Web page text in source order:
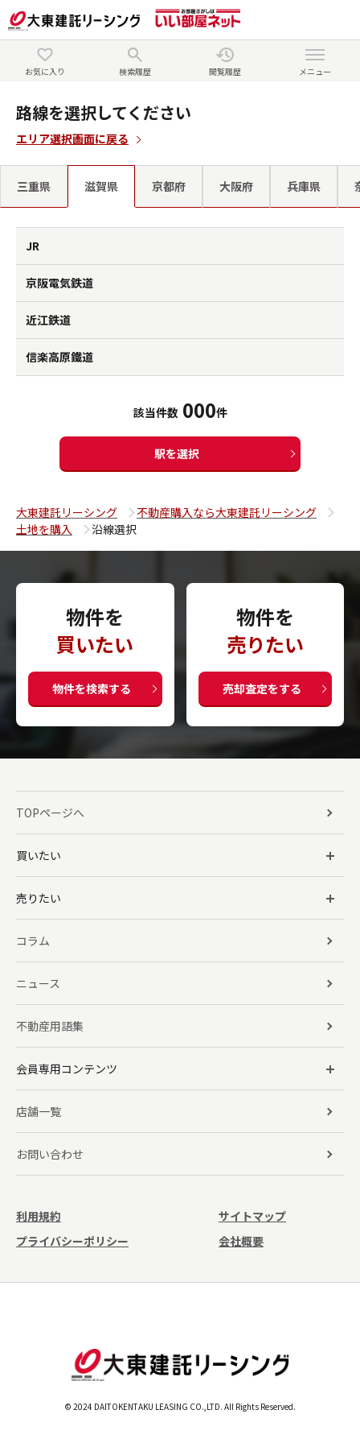
お気に入り 検索履歴 閲覧履歴 メニュー
路線を選択してください
エリア選択画面に戻る
三重県 滋賀県 京都府 大阪府 兵庫県
JR
京阪電気鉄道
近江鉄道
信楽高原鐵道
該当件数 000件
駅を選択
大東建託リーシング
不動産購入なら大東建託リーシング
土地を購入
沿線選択
物件を
買いたい
物件を検索する
物件を
売りたい
売却査定をする
TOPページへ
買いたい
売りたい
コラム
ニュース
不動産用語集
会員専用コンテンツ
店舗一覧
お問い合わせ
利用規約
サイトマップ
プライバシーポリシー
会社概要
© 2024 DAITOKENTAKU LEASING CO.,LTD. All Rights Reserved.